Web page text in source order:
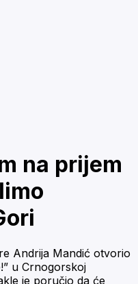
na prijem
Andrija Mandić otvorio
u Crnogorskoj
je poručio da će